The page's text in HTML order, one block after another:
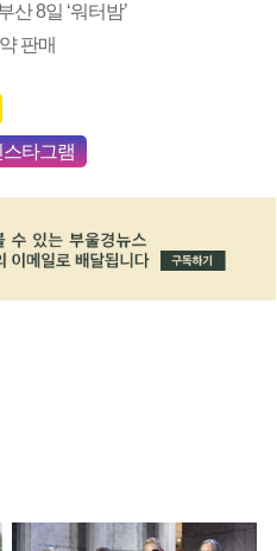
8일 ‘워터밤’
판매
스타그램